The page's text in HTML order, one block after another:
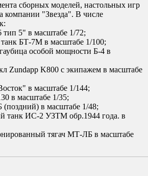
сборных моделей, настольных игр
компании "Звезда". В числе
5" в масштабе 1/72;
БТ-7М в масштабе 1/100;
особой мощности Б-4 в
Zundapp K800 с экипажем в масштабе
в масштабе 1/144;
в масштабе 1/35;
(поздний) в масштабе 1/48;
танк ИС-2 УЗТМ обр.1944 года. в
тягач МТ-ЛБ в масштабе